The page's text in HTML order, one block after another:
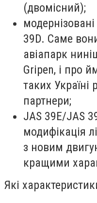
(двомісний);
39D. Саме
авіапарк
Gripen, і про
таких Україні
партнери;
JAS 39E/JAS
модифікація
з новим
кращими
Які